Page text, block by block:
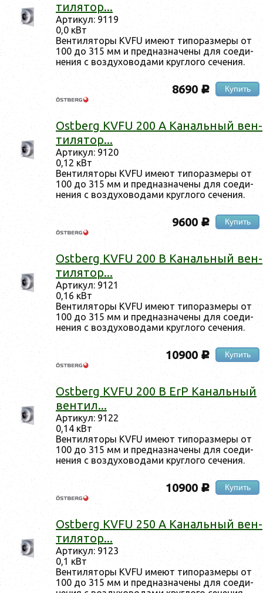
ти­лятор...
Ар­ти­кул: 9119
0,0 кВт
Вен­ти­лято­ры KVFU име­ют ти­пораз­ме­ры от
100 до 315 мм и пред­назна­чены для со­еди­
нения с воз­ду­хово­дами круг­ло­го се­чения.
8690 c Купить
Ostberg KVFU 200 A Ка­наль­ный вен­
ти­лятор...
Ар­ти­кул: 9120
0,12 кВт
Вен­ти­лято­ры KVFU име­ют ти­пораз­ме­ры от
100 до 315 мм и пред­назна­чены для со­еди­
нения с воз­ду­хово­дами круг­ло­го се­чения.
9600 c Купить
Ostberg KVFU 200 B Ка­наль­ный вен­
ти­лятор...
Ар­ти­кул: 9121
0,16 кВт
Вен­ти­лято­ры KVFU име­ют ти­пораз­ме­ры от
100 до 315 мм и пред­назна­чены для со­еди­
нения с воз­ду­хово­дами круг­ло­го се­чения.
10900 c Купить
Ostberg KVFU 200 B ErP Ка­наль­ный
вен­тил...
Ар­ти­кул: 9122
0,14 кВт
Вен­ти­лято­ры KVFU име­ют ти­пораз­ме­ры от
100 до 315 мм и пред­назна­чены для со­еди­
нения с воз­ду­хово­дами круг­ло­го се­чения.
10900 c Купить
Ostberg KVFU 250 A Ка­наль­ный вен­
ти­лятор...
Ар­ти­кул: 9123
0,1 кВт
Вен­ти­лято­ры KVFU име­ют ти­пораз­ме­ры от
100 до 315 мм и пред­назна­чены для со­еди­